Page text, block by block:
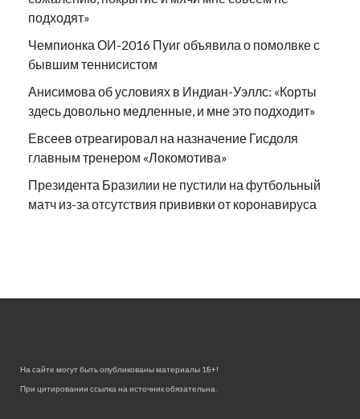
подходят»
Чемпионка ОИ-2016 Пуиг объявила о помолвке с
бывшим теннисистом
Анисимова об условиях в Индиан-Уэллс: «Корты
здесь довольно медленные, и мне это подходит»
Евсеев отреагировал на назначение Гисдоля
главным тренером «Локомотива»
Президента Бразилии не пустили на футбольный
матч из-за отсутствия прививки от коронавируса
На сайте могут быть опубликованы материалы 18+!
При цитировании ссылка на источник обязательна.